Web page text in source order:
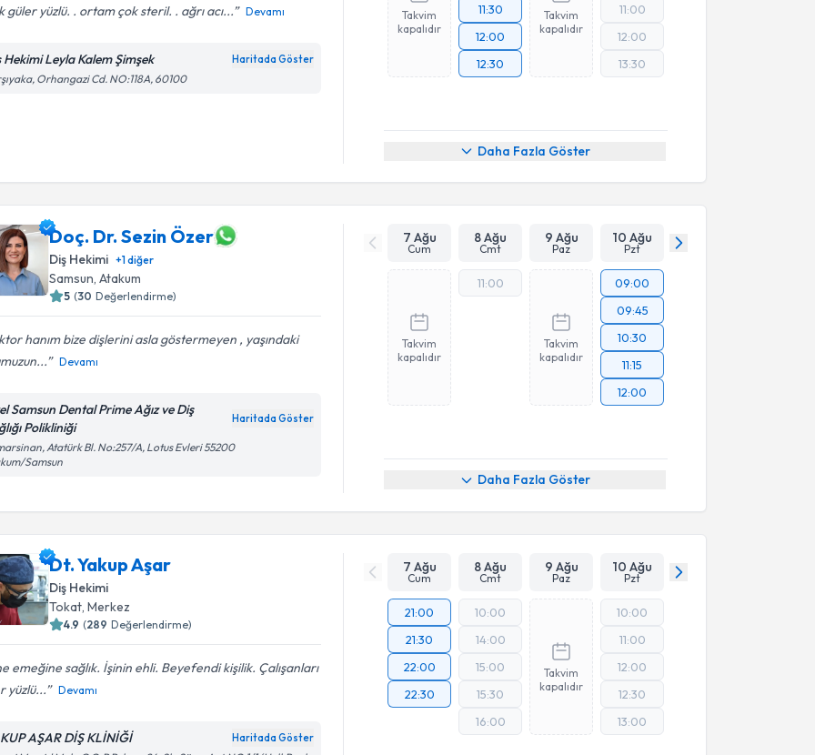
güler yüzlü. . ortam çok steril. . ağrı acı... Devamı
Hekimi Leyla Kalem Şimşek Haritada Göster
Orhangazi Cd. NO:118A, 60100
Takvim
kapalıdır
11:30
12:00
12:30
Takvim
kapalıdır
11:00
12:00
13:30
Daha Fazla Göster
Doç. Dr. Sezin Özer
Diş Hekimi +1diğer
Samsun, Atakum
5 (30 Değerlendirme)
hanım bize dişlerini asla göstermeyen , yaşındaki
Devamı
Samsun Dental Prime Ağız ve Diş
Polikliniği
Haritada Göster
Atatürk Bl. No:257/A, Lotus Evleri 55200
Samsun
7 Ağu
Cum
8 Ağu
Cmt
9 Ağu
Paz
10 Ağu
Pzt
Takvim
kapalıdır
11:00
Takvim
kapalıdır
09:00
09:45
10:30
11:15
12:00
Daha Fazla Göster
Dt. Yakup Aşar
Diş Hekimi
Tokat , Merkez
4.9 (289 Değerlendirme)
emeğine sağlık. İşinin ehli. Beyefendi kişilik. Çalışanları
yüzlü...
Devamı
AŞAR DİŞ KLİNİĞİ Haritada Göster
7 Ağu
Cum
8 Ağu
Cmt
9 Ağu
Paz
10 Ağu
Pzt
21:00
21:30
22:00
22:30
10:00
14:00
15:00
15:30
16:00
Takvim
kapalıdır
10:00
11:00
12:00
12:30
13:00